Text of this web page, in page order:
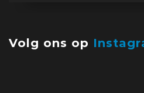
Volg ons op